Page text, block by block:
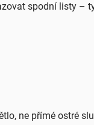
spodní listy –
ne přímé ostré